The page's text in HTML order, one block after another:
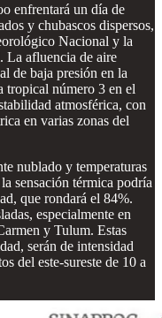
enfrentará un día de
y chubascos dispersos,
Nacional y la
La afluencia de aire
de baja presión en la
tropical número 3 en el
atmosférica, con
en varias zonas del
nublado y temperaturas
sensación térmica podría
que rondará el 84%.
especialmente en
y Tulum. Estas
serán de intensidad
del este-sureste de 10 a